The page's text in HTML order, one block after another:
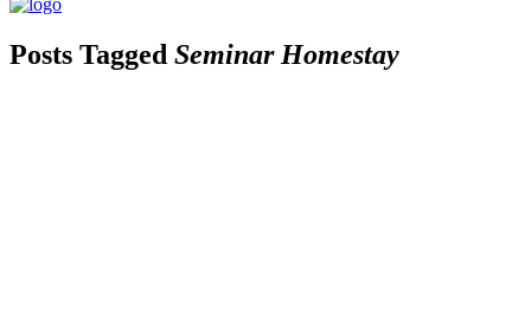
Posts Tagged Seminar Homestay